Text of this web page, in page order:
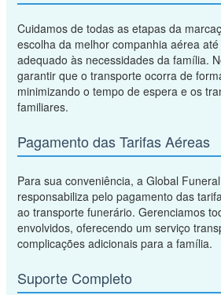
Cuidamos de todas as etapas da
escolha da melhor companhia aérea
adequado às necessidades da família.
garantir que o transporte ocorra de
minimizando o tempo de espera e os
familiares.
Pagamento das Tarifas Aéreas
Para sua conveniência, a Global
responsabiliza pelo pagamento das
ao transporte funerário. Gerenciamos
envolvidos, oferecendo um serviço
complicações adicionais para a família.
Suporte Completo